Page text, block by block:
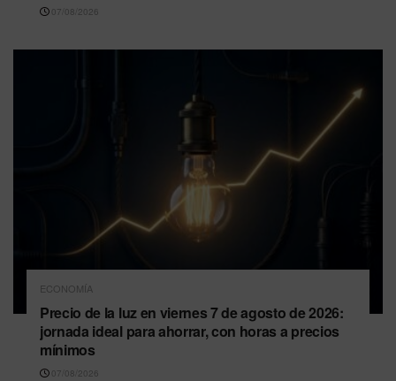
07/08/2026
ECONOMÍA
Precio de la luz en viernes 7 de agosto de 2026:
jornada ideal para ahorrar, con horas a precios
mínimos
07/08/2026